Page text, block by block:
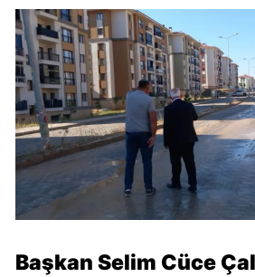
Başkan Selim Cüce